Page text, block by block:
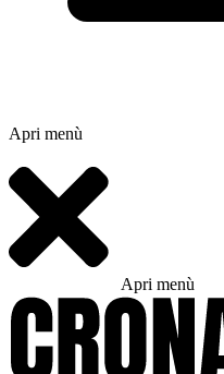
Apri menù
Apri menù